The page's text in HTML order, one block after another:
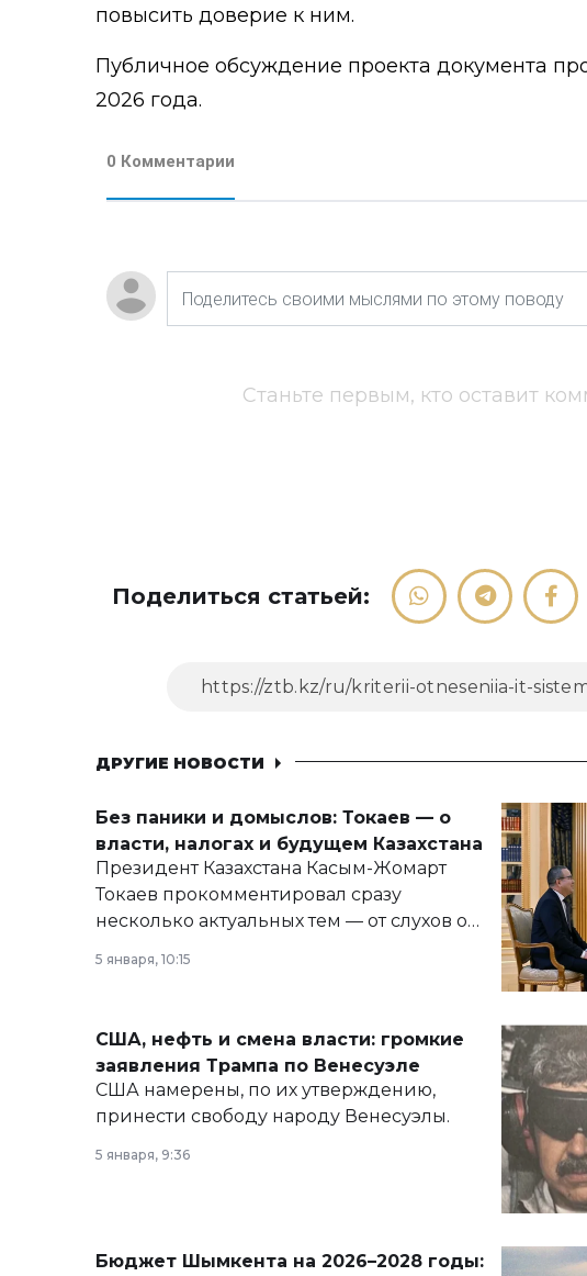
повысить доверие к ним.
Публичное обсуждение проекта документа
2026 года.
0 Комментарии
Станьте первым, кто оставит
Поделиться статьей:
ДРУГИЕ НОВОСТИ
Без паники и домыслов: Токаев — о
власти, налогах и будущем Казахстана
Президент Казахстана Касым-Жомарт
Токаев прокомментировал сразу
несколько актуальных тем — от слухов о
армии, экономики и личного здоровья.
5 января, 10:15
США, нефть и смена власти: громкие
заявления Трампа по Венесуэле
США намерены, по их утверждению,
принести свободу народу Венесуэлы.
5 января, 9:36
Бюджет Шымкента на 2026–2028 годы: